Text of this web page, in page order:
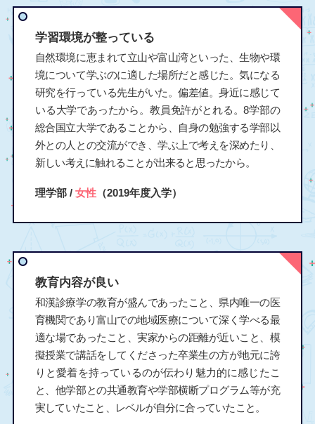
学習環境が整っている
自然環境に恵まれて立山や富山湾といった、生物や環
境について学ぶのに適した場所だと感じた。気になる
研究を行っている先生がいた。偏差値。身近に感じて
いる大学であったから。教員免許がとれる。8学部の
総合国立大学であることから、自身の勉強する学部以
外との人との交流ができ、学ぶ上で考えを深めたり、
新しい考えに触れることが出来ると思ったから。
理学部 / 女性（2019年度入学）
教育内容が良い
和漢診療学の教育が盛んであったこと、県内唯一の医
育機関であり富山での地域医療について深く学べる最
適な場であったこと、実家からの距離が近いこと、模
擬授業で講話をしてくださった卒業生の方が地元に誇
りと愛着を持っているのが伝わり魅力的に感じたこ
と、他学部との共通教育や学部横断プログラム等が充
実していたこと、レベルが自分に合っていたこと。